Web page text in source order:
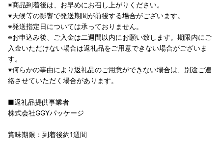
※商品到着後は、お早めにお召し上がりください。
※天候等の影響で発送期間が前後する場合がございます。
※発送指定日については承っておりません。
※お申込み後、ご入金は二週間以内にお願い致します。期限内にご
入金いただけない場合は返礼品をご用意できない場合がございま
す。
※何らかの事由により返礼品のご用意ができない場合は、別途ご連
絡させていただく場合があります。
■返礼品提供事業者
株式会社GGYパッケージ
賞味期限：到着後約1週間